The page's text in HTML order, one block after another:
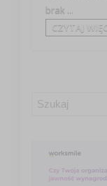
brak ...
CZYTAJ